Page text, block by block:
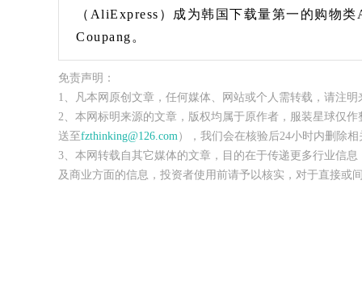
（AliExpress）成为韩国下载量第一的购物
Coupang。
免责声明：
1、凡本网原创文章，任何媒体、网站或个人需转载，请注明
2、本网标明来源的文章，版权均属于原作者，服装星球仅
送至fzthinking@126.com），我们会在核验后24小时内删除
3、本网转载自其它媒体的文章，目的在于传递更多行业信
及商业方面的信息，投资者使用前请予以核实，对于直接或